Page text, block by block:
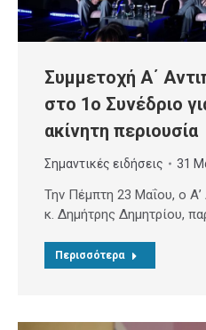
Συμμετοχή Α΄
στο 1ο Συνέδριο
ακίνητη περιουσία
Σημαντικές ειδήσεις 31
Την Πέμπτη 23 Μαΐου, ο
κ. Δημήτρης Δημητρίου,
Περισσότερα